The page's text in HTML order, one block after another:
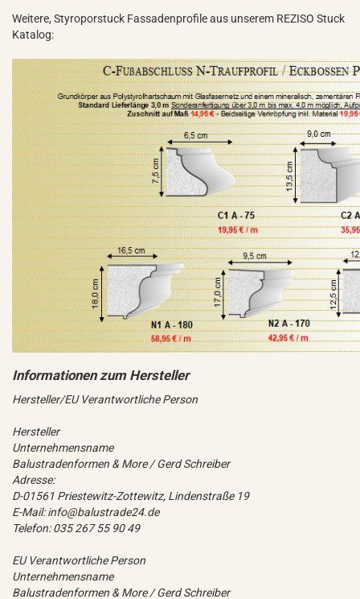
Weitere, Styroporstuck Fassadenprofile aus unserem REZISO Stuck
Katalog:
Hersteller/EU Verantwortliche Person
Hersteller
Unternehmensname
Balustradenformen & More / Gerd Schreiber
Adresse:
D-01561 Priestewitz-Zottewitz, Lindenstraße 19
E-Mail: info@balustrade24.de
Telefon: 035 267 55 90 49
EU Verantwortliche Person
Unternehmensname
Balustradenformen & More / Gerd Schreiber